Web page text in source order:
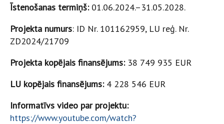
Īstenošanas termiņš: 01.06.2024.–31.05.2028.
Projekta numurs: ID Nr. 101162959, LU reģ. Nr.
ZD2024/21709
Projekta kopējais finansējums: 38 749 935 EUR
LU kopējais finansējums:4 228 546 EUR
Informatīvs video par projektu:
https://www.youtube.com/watch?